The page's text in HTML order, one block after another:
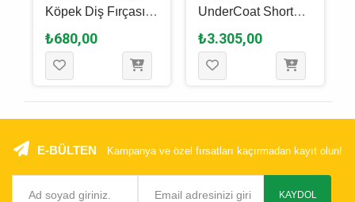
Köpek Diş Fırçası
17.5 Cm
₺680,00
UnderCoat Short
Hair Kısa Tüylü
Köpek Tarağı L - 9.5
Cm
₺3.305,00
E-BÜLTEN Kampanya ve özel fırsatları kaçırmadan kayıt olun!
KAYDOL